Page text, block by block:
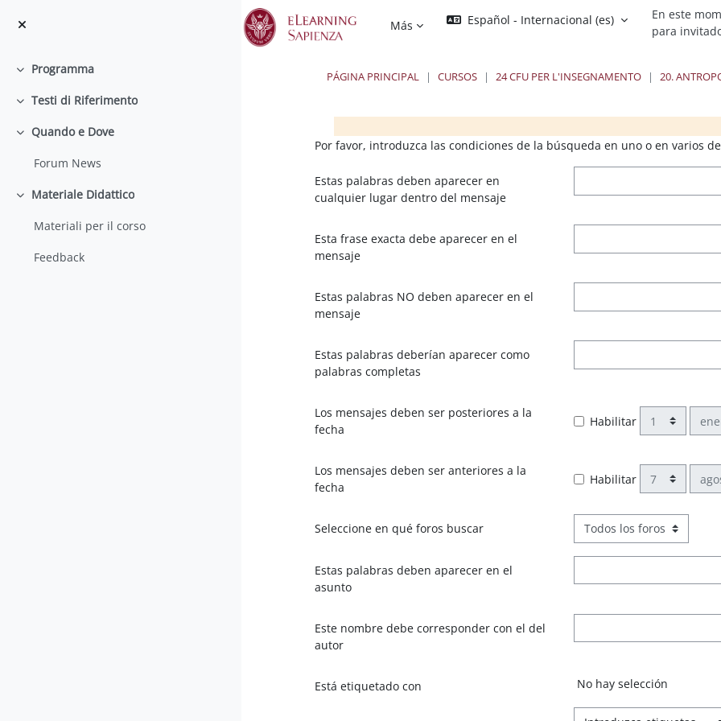
Más
Español - Internacional ‎(es)‎
En este
para
Colapsar
Programma
Colapsar
Testi di Riferimento
Colapsar
Quando e Dove
Forum News
Colapsar
Materiale Didattico
Materiali per il corso
Feedback
PÁGINA PRINCIPAL CURSOS 24 CFU PER L'INSEGNAMENTO 20.
Bloques
Bloques Bloques
Por favor, introduzca las condiciones de la búsqueda en uno o en varios
Estas palabras deben aparecer en
cualquier lugar dentro del mensaje
Esta frase exacta debe aparecer en el
mensaje
Estas palabras NO deben aparecer en el
mensaje
Estas palabras deberían aparecer como
palabras completas
Los mensajes deben ser posteriores a la
fecha
Habilitar Día
Los mensajes deben ser anteriores a la
fecha
Habilitar Día
Seleccione en qué foros buscar
Estas palabras deben aparecer en el
asunto
Este nombre debe corresponder con el del
autor
Está etiquetado con Ítems seleccioandos:
No hay selección